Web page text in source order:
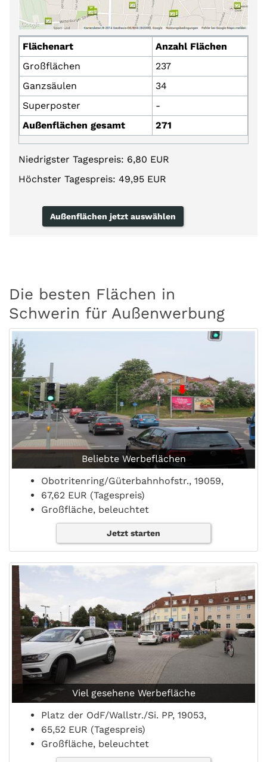
Flächenart
Anzahl Flächen
Großflächen
237
Ganzsäulen
34
Superposter
-
Außenflächen gesamt
271
Niedrigster Tagespreis: 6,80 EUR
Höchster Tagespreis: 49,95 EUR
Außenflächen jetzt auswählen
Die besten Flächen in
Schwerin für Außenwerbung
Beliebte Werbeflächen
Obotritenring/Güterbahnhofstr., 19059,
67,62 EUR (Tagespreis)
Großfläche, beleuchtet
Jetzt starten
Viel gesehene Werbefläche
Platz der OdF/Wallstr./Si. PP, 19053,
65,52 EUR (Tagespreis)
Großfläche, beleuchtet